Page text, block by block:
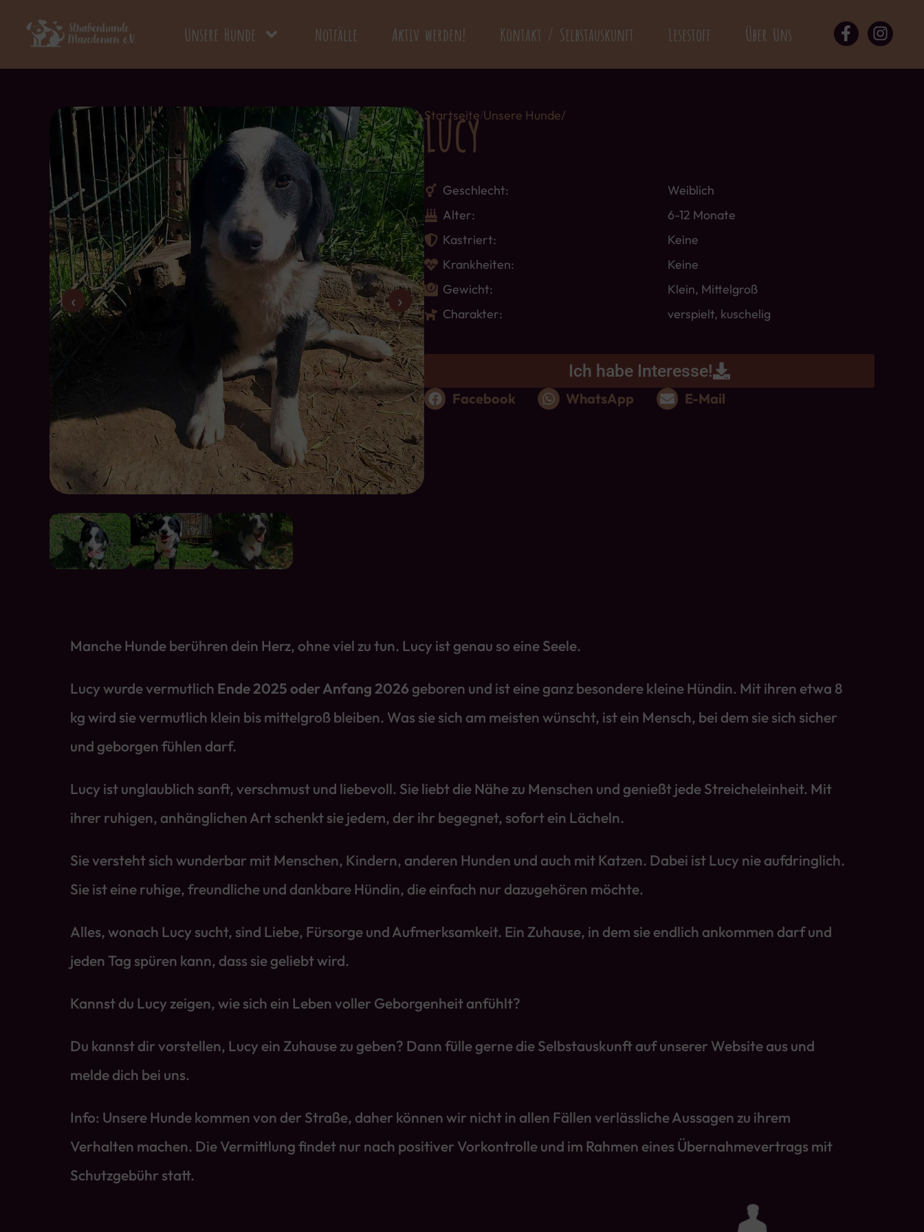
Unsere Hunde Notfälle Aktiv werden! Kontakt / Selbstauskunft Lesestoff Über Uns
‹ ›
Startseite/Unsere Hunde/
Lucy
Geschlecht:
Weiblich
Alter:
6-12 Monate
Kastriert:
Keine
Krankheiten:
Keine
Gewicht:
Klein, Mittelgroß
Charakter:
verspielt, kuschelig
Ich habe Interesse!
Facebook WhatsApp E-Mail
Manche Hunde berühren dein Herz, ohne viel zu tun. Lucy ist genau so eine Seele.
Lucy wurde vermutlich Ende 2025 oder Anfang 2026geboren und ist eine ganz besondere kleine Hündin. Mit ihren etwa 8
kg wird sie vermutlich klein bis mittelgroß bleiben. Was sie sich am meisten wünscht, ist ein Mensch, bei dem sie sich sicher
und geborgen fühlen darf.
Lucy ist unglaublich sanft, verschmust und liebevoll. Sie liebt die Nähe zu Menschen und genießt jede Streicheleinheit. Mit
ihrer ruhigen, anhänglichen Art schenkt sie jedem, der ihr begegnet, sofort ein Lächeln.
Sie versteht sich wunderbar mit Menschen, Kindern, anderen Hunden und auch mit Katzen. Dabei ist Lucy nie aufdringlich.
Sie ist eine ruhige, freundliche und dankbare Hündin, die einfach nur dazugehören möchte.
Alles, wonach Lucy sucht, sind Liebe, Fürsorge und Aufmerksamkeit. Ein Zuhause, in dem sie endlich ankommen darf und
jeden Tag spüren kann, dass sie geliebt wird.
Kannst du Lucy zeigen, wie sich ein Leben voller Geborgenheit anfühlt?
Du kannst dir vorstellen, Lucy ein Zuhause zu geben? Dann fülle gerne die Selbstauskunft auf unserer Website aus und
melde dich bei uns.
Info: Unsere Hunde kommen von der Straße, daher können wir nicht in allen Fällen verlässliche Aussagen zu ihrem
Verhalten machen. Die Vermittlung findet nur nach positiver Vorkontrolle und im Rahmen eines Übernahmevertrags mit
Schutzgebühr statt.